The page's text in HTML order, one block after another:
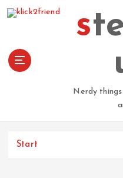
steinla
Nerdy
Start